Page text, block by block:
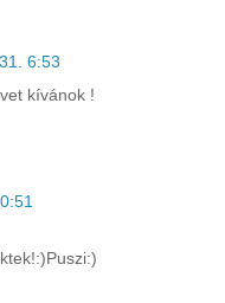
6:53
kívánok !